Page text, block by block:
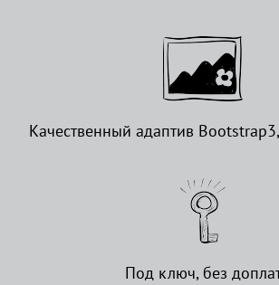
Качественный адаптив
Под ключ, без